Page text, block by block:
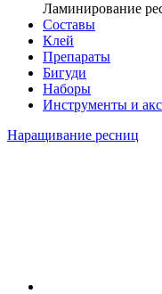
Ламинирование
Составы
Клей
Препараты
Бигуди
Наборы
Инструменты и
Наращивание ресниц